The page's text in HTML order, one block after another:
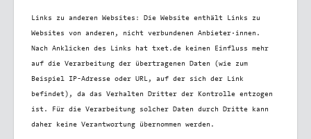
Links zu anderen Websites: Die Website enthält Links zu
Websites von anderen, nicht verbundenen Anbieter·innen.
Nach Anklicken des Links hat txet.de keinen Einfluss mehr
auf die Verarbeitung der übertragenen Daten (wie zum
Beispiel IP-Adresse oder URL, auf der sich der Link
befindet), da das Verhalten Dritter der Kontrolle entzogen
ist. Für die Verarbeitung solcher Daten durch Dritte kann
daher keine Verantwortung übernommen werden.